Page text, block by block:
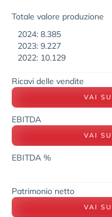
Totale valore produzione
2024: 8.385
2023: 9.227
2022: 10.129
Ricavi delle vendite
VAI
EBITDA
VAI
EBITDA %
Patrimonio netto
VAI